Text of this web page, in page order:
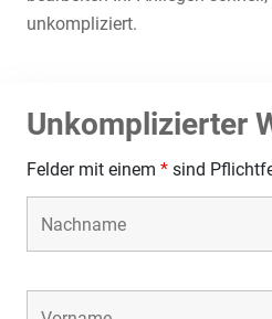
unkompliziert.
Unkomplizierter
Felder mit einem * sind